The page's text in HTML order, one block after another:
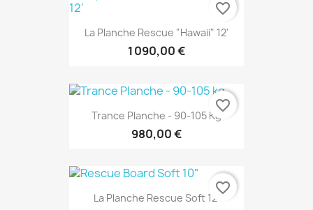
La Planche Rescue "Hawaii" 12'
1 090,00 €
favorite_border
Trance Planche - 90-105 Kg
980,00 €
favorite_border
La Planche Rescue Soft 12'
favorite_border